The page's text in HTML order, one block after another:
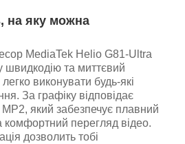
на яку можна
MediaTek Helio G81-Ultra
швидкодію та миттєвий
виконувати будь-які
За графіку відповідає
який забезпечує плавний
комфортний перегляд відео.
дозволить тобі